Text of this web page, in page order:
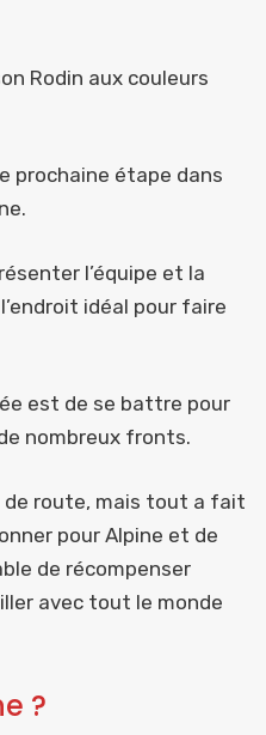
Rodin aux couleurs
prochaine étape dans
l’équipe et la
idéal pour faire
est de se battre pour
nombreux fronts.
de route, mais tout a fait
pour Alpine et de
de récompenser
avec tout le monde
?